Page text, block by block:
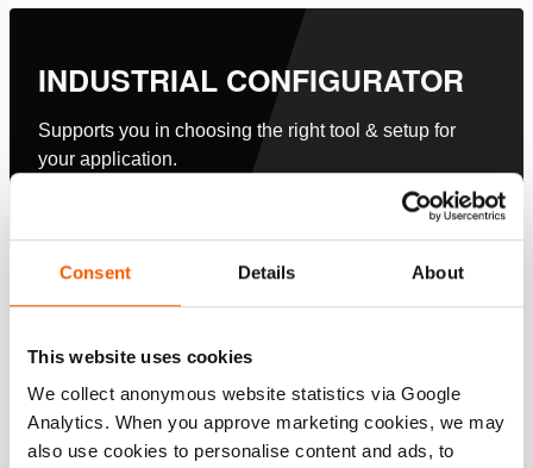
Consent Details About
This website uses cookies
We collect anonymous website statistics via Google
Analytics. When you approve marketing cookies, we may
also use cookies to personalise content and ads, to
INDUSTRIAL CONFIGURATOR
Supports you in choosing the right tool & setup for
your application.
Especificações
Detalhes
Número do artigo 100.571.105